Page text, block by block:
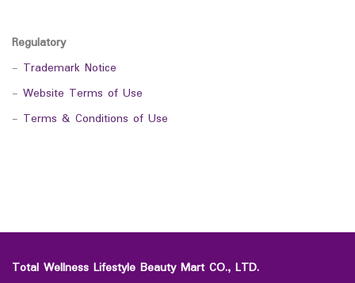
Regulatory
- Trademark Notice
- Website Terms of Use
- Terms & Conditions of Use
Total Wellness Lifestyle Beauty Mart CO., LTD.